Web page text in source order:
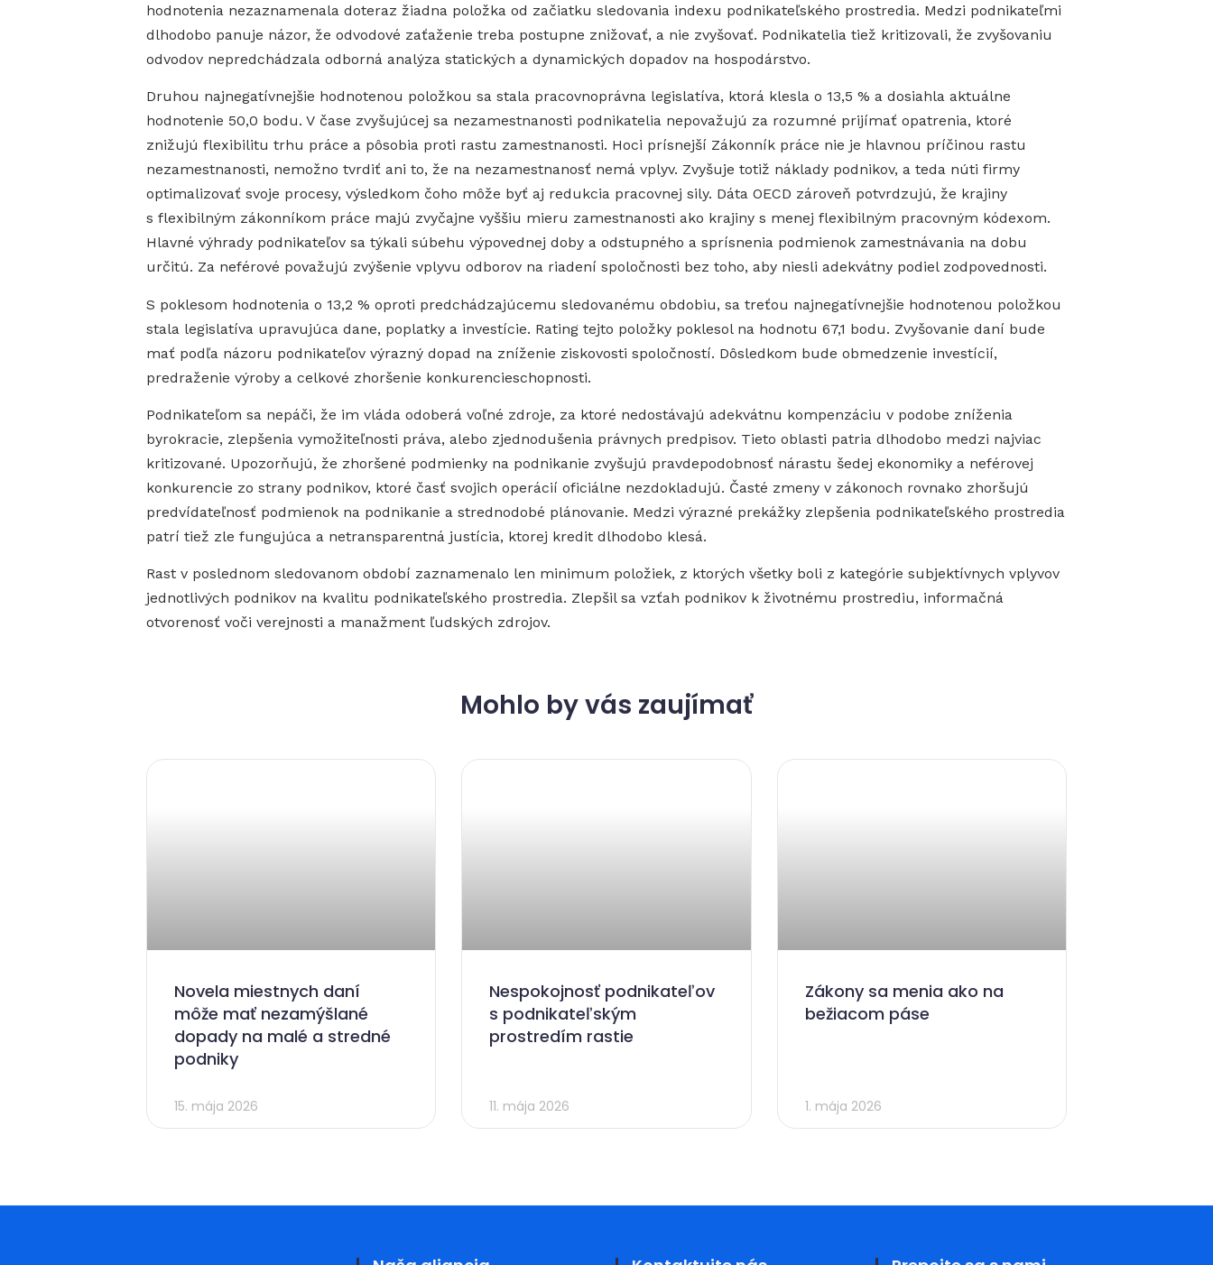
hodnotenia nezaznamenala doteraz žiadna položka od začiatku sledovania indexu podnikateľského prostredia. Medzi podnikateľmi
dlhodobo panuje názor, že odvodové zaťaženie treba postupne znižovať, a nie zvyšovať. Podnikatelia tiež kritizovali, že zvyšovaniu
odvodov nepredchádzala odborná analýza statických a dynamických dopadov na hospodárstvo.
Druhou najnegatívnejšie hodnotenou položkou sa stala pracovnoprávna legislatíva, ktorá klesla o 13,5 % a dosiahla aktuálne
hodnotenie 50,0 bodu. V čase zvyšujúcej sa nezamestnanosti podnikatelia nepovažujú za rozumné prijímať opatrenia, ktoré
znižujú flexibilitu trhu práce a pôsobia proti rastu zamestnanosti. Hoci prísnejší Zákonník práce nie je hlavnou príčinou rastu
nezamestnanosti, nemožno tvrdiť ani to, že na nezamestnanosť nemá vplyv. Zvyšuje totiž náklady podnikov, a teda núti firmy
optimalizovať svoje procesy, výsledkom čoho môže byť aj redukcia pracovnej sily. Dáta OECD zároveň potvrdzujú, že krajiny
s flexibilným zákonníkom práce majú zvyčajne vyššiu mieru zamestnanosti ako krajiny s menej flexibilným pracovným kódexom.
Hlavné výhrady podnikateľov sa týkali súbehu výpovednej doby a odstupného a sprísnenia podmienok zamestnávania na dobu
určitú. Za neférové považujú zvýšenie vplyvu odborov na riadení spoločnosti bez toho, aby niesli adekvátny podiel zodpovednosti.
S poklesom hodnotenia o 13,2 % oproti predchádzajúcemu sledovanému obdobiu, sa treťou najnegatívnejšie hodnotenou položkou
stala legislatíva upravujúca dane, poplatky a investície. Rating tejto položky poklesol na hodnotu 67,1 bodu. Zvyšovanie daní bude
mať podľa názoru podnikateľov výrazný dopad na zníženie ziskovosti spoločností. Dôsledkom bude obmedzenie investícií,
predraženie výroby a celkové zhoršenie konkurencieschopnosti.
Podnikateľom sa nepáči, že im vláda odoberá voľné zdroje, za ktoré nedostávajú adekvátnu kompenzáciu v podobe zníženia
byrokracie, zlepšenia vymožiteľnosti práva, alebo zjednodušenia právnych predpisov. Tieto oblasti patria dlhodobo medzi najviac
kritizované. Upozorňujú, že zhoršené podmienky na podnikanie zvyšujú pravdepodobnosť nárastu šedej ekonomiky a neférovej
konkurencie zo strany podnikov, ktoré časť svojich operácií oficiálne nezdokladujú. Časté zmeny v zákonoch rovnako zhoršujú
predvídateľnosť podmienok na podnikanie a strednodobé plánovanie. Medzi výrazné prekážky zlepšenia podnikateľského prostredia
patrí tiež zle fungujúca a netransparentná justícia, ktorej kredit dlhodobo klesá.
Rast v poslednom sledovanom období zaznamenalo len minimum položiek, z ktorých všetky boli z kategórie subjektívnych vplyvov
jednotlivých podnikov na kvalitu podnikateľského prostredia. Zlepšil sa vzťah podnikov k životnému prostrediu, informačná
otvorenosť voči verejnosti a manažment ľudských zdrojov.
Mohlo by vás zaujímať
Novela miestnych daní
môže mať nezamýšlané
dopady na malé a stredné
podniky
15. mája 2026
Nespokojnosť podnikateľov
s podnikateľským
prostredím rastie
11. mája 2026
Zákony sa menia ako na
bežiacom páse
1. mája 2026